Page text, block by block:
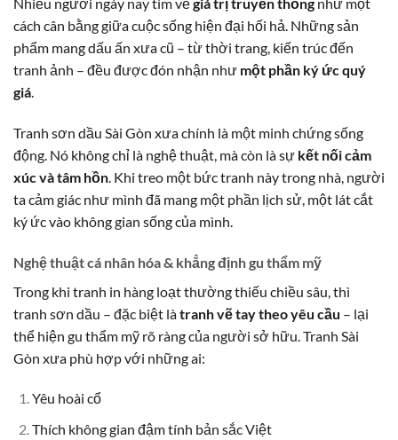
cách cân bằng giữa cuộc sống hiện đại hối hả. Những sản
phẩm mang dấu ấn xưa cũ – từ thời trang, kiến trúc đến
tranh ảnh – đều được đón nhận như một phần ký ức quý
giá.
Tranh sơn dầu Sài Gòn xưa chính là một minh chứng sống
động. Nó không chỉ là nghệ thuật, mà còn là sự kết nối cảm
xúc và tâm hồn . Khi treo một bức tranh này trong nhà, người
ta cảm giác như mình đã mang một phần lịch sử, một lát cắt
ký ức vào không gian sống của mình.
Nghệ thuật cá nhân hóa & khẳng định gu thẩm mỹ
Trong khi tranh in hàng loạt thường thiếu chiều sâu, thì
tranh sơn dầu – đặc biệt làtranh vẽ tay theo yêu cầu – lại
thể hiện gu thẩm mỹ rõ ràng của người sở hữu. Tranh Sài
Gòn xưa phù hợp với những ai:
Yêu hoài cổ
Thích không gian đậm tính bản sắc Việt